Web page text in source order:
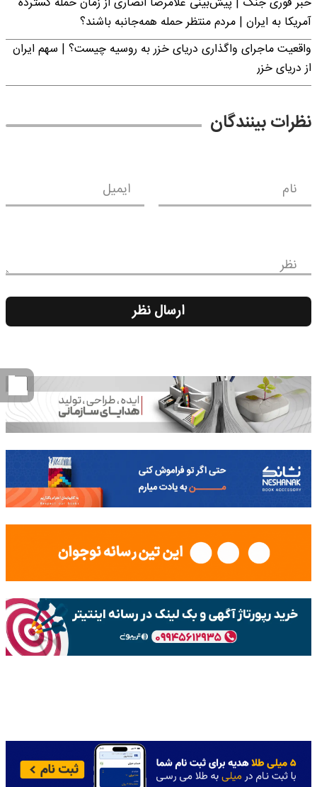
آمریکا به ایران | مردم منتظر حمله همه‌جانبه باشند؟
واقعیت ماجرای واگذاری دریای خزر به روسیه چیست؟ | سهم ایران
از دریای خزر
نظرات بینندگان
نام ایمیل
نظر
ارسال نظر